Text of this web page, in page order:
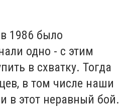
1986 было
одно - с этим
в схватку. Тогда
в том числе наши
в этот неравный бой.